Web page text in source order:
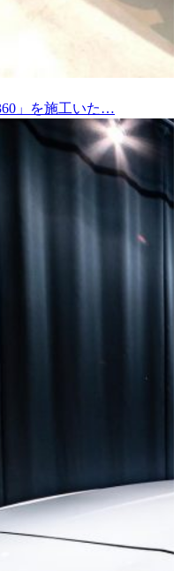
」を施工いた…